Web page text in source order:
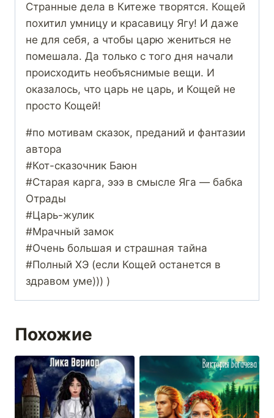
Странные дела в Китеже творятся. Кощей
похитил умницу и красавицу Ягу! И даже
не для себя, а чтобы царю жениться не
помешала. Да только с того дня начали
происходить необъяснимые вещи. И
оказалось, что царь не царь, и Кощей не
просто Кощей!
#по мотивам сказок, преданий и фантазии
автора
#Кот-сказочник Баюн
#Старая карга, эээ в смысле Яга — бабка
Отрады
#Царь-жулик
#Мрачный замок
#Очень большая и страшная тайна
#Полный ХЭ (если Кощей останется в
здравом уме))) )
Похожие